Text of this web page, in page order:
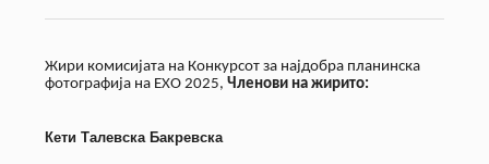
Жири комисијата на Конкурсот за најдобра планинска
фотографија на ЕХО 2025,Членови на жирито:
Кети Талевска Бакревска